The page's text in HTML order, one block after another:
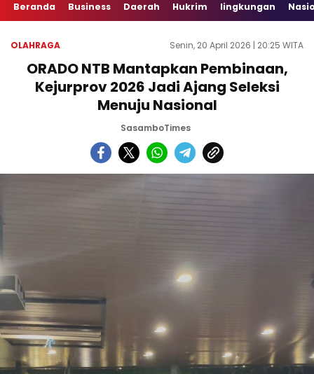
Beranda Business Daerah Hukrim lingkungan
OLAHRAGA Senin, 20 April 2026 | 20:25 WITA
ORADO NTB Mantapkan Pembinaan,
Kejurprov 2026 Jadi Ajang Seleksi
Menuju Nasional
SasamboTimes